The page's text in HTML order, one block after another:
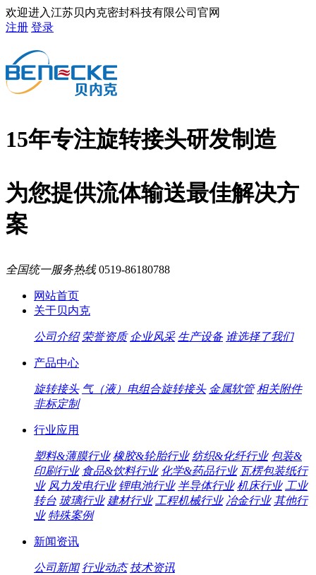
欢迎进入江苏贝内克密封科技有限公司官网
注册 登录
15年专注旋转接头研发制造
为您提供流体输送最佳解决方
案
全国统一服务热线0519-86180788
网站首页
关于贝内克
公司介绍 荣誉资质 企业风采 生产设备 谁选择了我们
产品中心
旋转接头 气（液）电组合旋转接头 金属软管 相关附件
非标定制
行业应用
塑料&薄膜行业 橡胶&轮胎行业 纺织&化纤行业 包装&
印刷行业 食品&饮料行业 化学&药品行业 瓦楞包装纸行
业 风力发电行业 锂电池行业 半导体行业 机床行业 工业
转台 玻璃行业 建材行业 工程机械行业 冶金行业 其他行
业 特殊案例
新闻资讯
公司新闻 行业动态 技术资讯